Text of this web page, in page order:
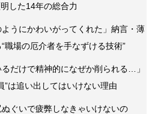
した14年の総合力
ようにかわいがってくれた」納言・薄
職場の厄介者を手なずける技術”
るだけで精神的になぜか削られる…」
”は追い出してはいけない理由
ぬぐいで疲弊しなきゃいけないの